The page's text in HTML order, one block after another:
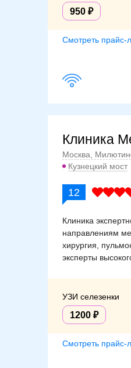
950
Смотреть прайс-
Клиника
Москва,
Кузнецкий мост
12
Клиника
направлениям
хирургия,
эксперты
УЗИ селезенки
1200
Смотреть прайс-